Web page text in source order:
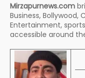
Mirzapurnews.com
Business, Bollywood,
Entertainment,
accessible around